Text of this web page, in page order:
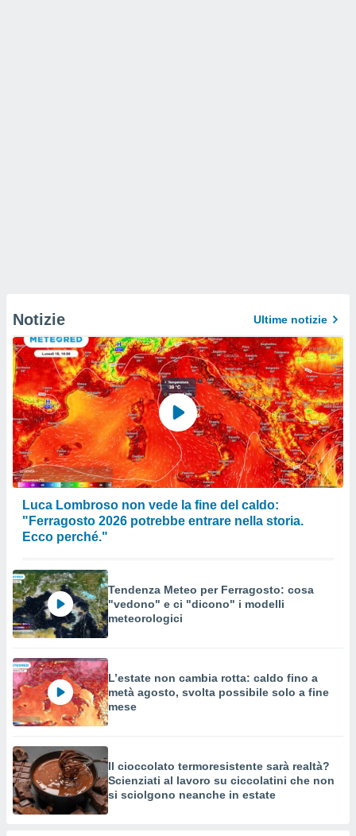
Notizie Ultime notizie
Luca Lombroso non vede la fine del caldo:
"Ferragosto 2026 potrebbe entrare nella storia.
Ecco perché."
Tendenza Meteo per Ferragosto: cosa
"vedono" e ci "dicono" i modelli
meteorologici
L’estate non cambia rotta: caldo fino a
metà agosto, svolta possibile solo a fine
mese
Il cioccolato termoresistente sarà realtà?
Scienziati al lavoro su ciccolatini che non
si sciolgono neanche in estate